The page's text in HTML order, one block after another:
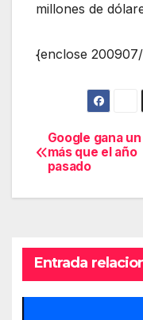
millones de
{enclose
de
Google gana un
más que el año
pasado
Entrada